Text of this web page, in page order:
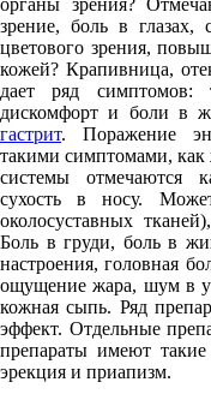
органы зрения?
зрение, боль в глазах,
цветового зрения,
кожей? Крапивница,
дает ряд симптомов:
дискомфорт и боли в
гастрит. Поражение
такими симптомами,
системы отмечаются
сухость в носу.
околосуставных
Боль в груди, боль в
настроения, головная
ощущение жара, шум в
кожная сыпь. Ряд
эффект. Отдельные
препараты имеют
эрекция и приапизм.